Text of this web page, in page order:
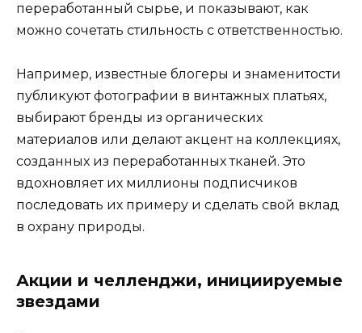
переработанный сырье, и показывают, как
можно сочетать стильность с ответственностью.
Например, известные блогеры и знаменитости
публикуют фотографии в винтажных платьях,
выбирают бренды из органических
материалов или делают акцент на коллекциях,
созданных из переработанных тканей. Это
вдохновляет их миллионы подписчиков
последовать их примеру и сделать свой вклад
в охрану природы.
Акции и челленджи, инициируемые
звездами